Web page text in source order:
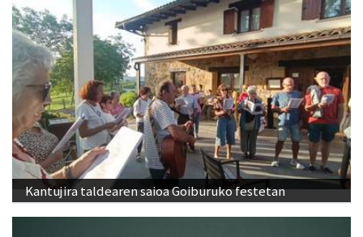
Kantujira taldearen saioa Goiburuko festetan